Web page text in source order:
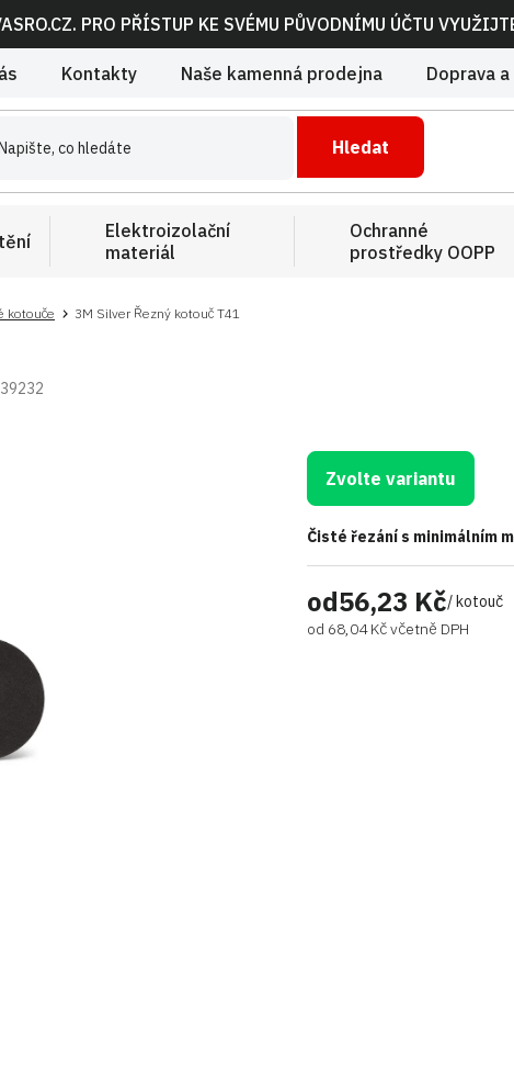
PRO PŘÍSTUP KE SVÉMU PŮVODNÍMU ÚČTU
Kontakty Naše kamenná prodejna Doprava
Hledat
Elektroizolační
materiál
Ochranné
prostředky OOPP
kotouče 3M Silver Řezný kotouč T41
od56,23 Kč/ kotouč
od 68,04 Kčvčetně DPH
Zvolte variantu
Čisté řezání s minimálním